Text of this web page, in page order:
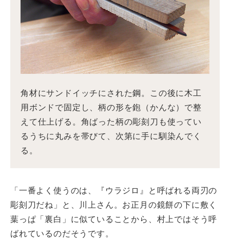
角材にサンドイッチにされた鋼。この後に木工
用ボンドで固定し、柄の形を鉋（かんな）で整
えて仕上げる。角ばった柄の彫刻刀も使ってい
るうちに丸みを帯びて、次第に手に馴染んでく
る。
「一番よく使うのは、『ウラジロ』と呼ばれる両刃の
彫刻刀だね」と、川上さん。お正月の鏡餅の下に敷く
葉っぱ「裏白」に似ていることから、村上ではそう呼
ばれているのだそうです。